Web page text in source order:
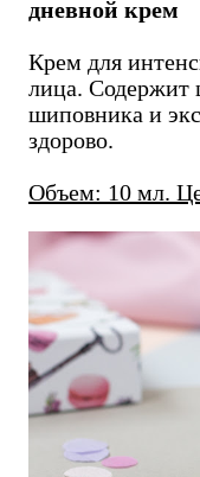
дневной крем
Крем для
лица. Содержит
шиповника и
здорово.
Объем: 10 мл.